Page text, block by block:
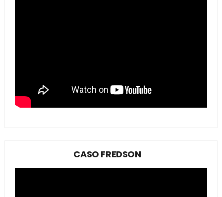
CASO FREDSON